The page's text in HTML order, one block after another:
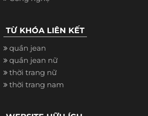
TỪ KHÓA LIÊN KẾT
quần jean
quần jean nữ
thời trang nữ
thời trang nam